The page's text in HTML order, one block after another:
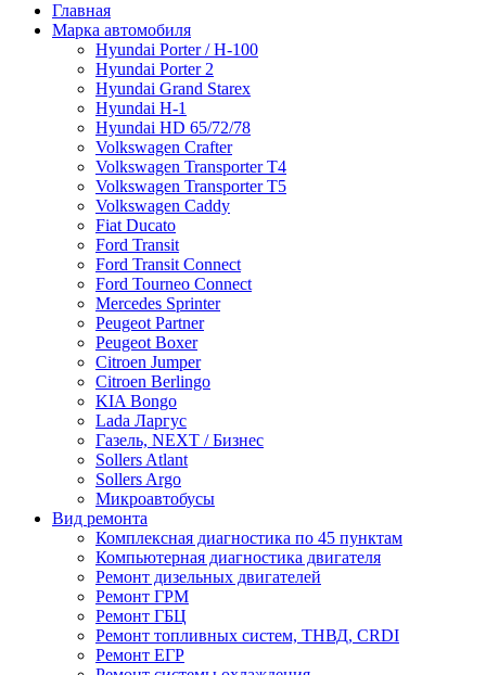
Главная
Марка автомобиля
Hyundai Porter / H-100
Hyundai Porter 2
Hyundai Grand Starex
Hyundai H-1
Hyundai HD 65/72/78
Volkswagen Crafter
Volkswagen Transporter T4
Volkswagen Transporter T5
Volkswagen Caddy
Fiat Ducato
Ford Transit
Ford Transit Connect
Ford Tourneo Connect
Mercedes Sprinter
Peugeot Partner
Peugeot Boxer
Citroen Jumper
Citroen Berlingo
KIA Bongo
Lada Ларгус
Газель, NEXT / Бизнес
Sollers Atlant
Sollers Argo
Микроавтобусы
Вид ремонта
Комплексная диагностика по 45 пунктам
Компьютерная диагностика двигателя
Ремонт дизельных двигателей
Ремонт ГРМ
Ремонт ГБЦ
Ремонт топливных систем, ТНВД, CRDI
Ремонт ЕГР